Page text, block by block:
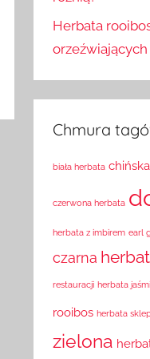
Herbata
Chmura
biała herbata
czerwona herbata
herbata z imbirem earl
czarna
restauracji herbata
rooibos herbata
zielona